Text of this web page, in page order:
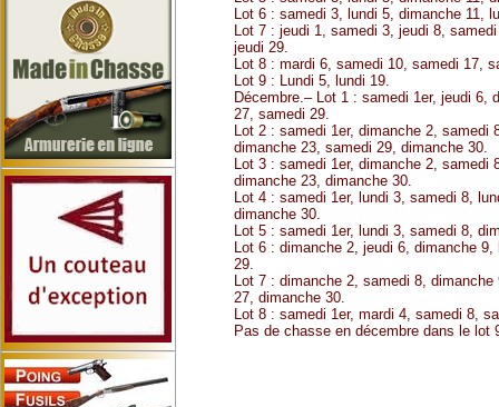
Lot 6 : samedi 3, lundi 5, dimanche 11,
Lot 7 : jeudi 1, samedi 3, jeudi 8,
jeudi 29.
Lot 8 : mardi 6, samedi 10, samedi 17,
Lot 9 : Lundi 5, lundi 19.
Décembre.– Lot 1 : samedi 1er, jeudi 6,
27, samedi 29.
Lot 2 : samedi 1er, dimanche 2,
dimanche 23, samedi 29, dimanche 30.
Lot 3 : samedi 1er, dimanche 2,
dimanche 23, dimanche 30.
Lot 4 : samedi 1er, lundi 3, samedi 8,
dimanche 30.
Lot 5 : samedi 1er, lundi 3, samedi 8,
Lot 6 : dimanche 2, jeudi 6, dimanche
29.
Lot 7 : dimanche 2, samedi 8,
27, dimanche 30.
Lot 8 : samedi 1er, mardi 4, samedi 8,
Pas de chasse en décembre dans le lot